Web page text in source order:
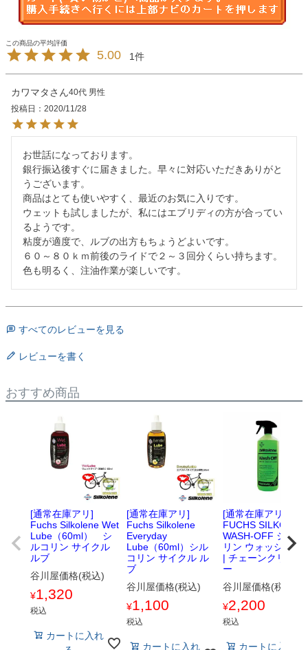
5.00 1
カワマタ 40代 男性
投稿日
2020/11/28
お世話になっております。
銀行振込後すぐに届きました。早々に対応いただきありがと
うございます。
商品はとても使いやすく、最近のお気に入りです。
ウェットも試しましたが、私にはエブリディの方が合ってい
るようです。
粘度が適度で、ルブの出方もちょうどよいです。
６０～８０ｋｍ前後のライドで２～３回分くらい持ちます。
色も明るく、注油作業が楽しいです。
すべてのレビューを見る
レビューを書く
おすすめ商品
[通常在庫アリ]
Fuchs Silkolene Wet
Lube（60ml） シ
ルコリン サイクル
ルブ
谷川屋価格(税込)
¥1,320
税込
カートに入れ
[通常在庫アリ]
Fuchs Silkolene
Everyday
Lube（60ml）シル
コリン サイクル ル
ブ
谷川屋価格(税込)
¥1,100
税込
カートに入れ
[通常在庫アリ]
FUCHS
WASH-OFF シルコ
リン ウォッシュオ
| チェーンクリーナ
ー
谷川屋価格(税込)
¥2,200
税込
カートに入れ